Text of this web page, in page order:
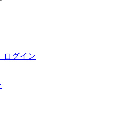
ログイン